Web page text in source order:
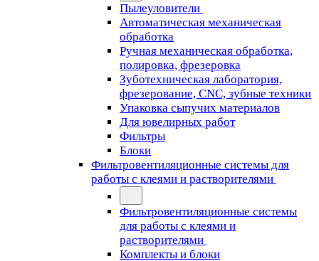
Пылеуловители
Автоматическая механическая
обработка
Ручная механическая обработка,
полировка, фрезеровка
Зуботехническая лаборатория,
фрезерование, CNC, зубные техники
Упаковка сыпучих материалов
Для ювелирных работ
Фильтры
Блоки
Фильтровентиляционные системы для
работы с клеями и растворителями
Фильтровентиляционные системы
для работы с клеями и
растворителями
Комплекты и блоки